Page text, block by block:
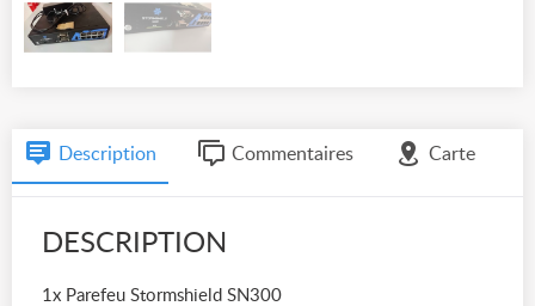
Description Commentaires Carte
DESCRIPTION
1x Parefeu Stormshield SN300